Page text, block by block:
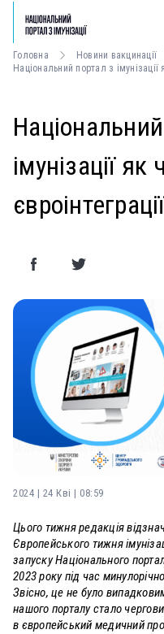
Головна
Новини вакцинації
імунізації
2024 | 24 Кві | 08:59
Цього тижня редакція
Європейського тижня
запуску Національного
2023 року під час
Звісно, це не було
нашого порталу стало
в європейський медичний